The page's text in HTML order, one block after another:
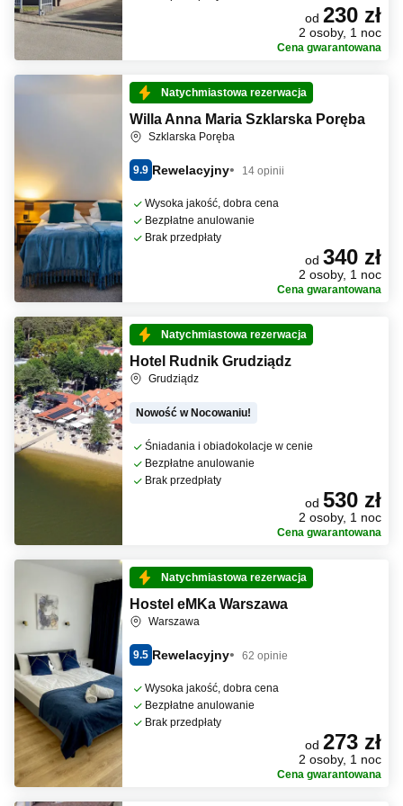
od 230 zł
2 osoby, 1 noc
Cena gwarantowana
Natychmiastowa rezerwacja
Willa Anna Maria Szklarska Poręba
Szklarska Poręba
9.9 Rewelacyjny 14 opinii
Wysoka jakość, dobra cena
Bezpłatne anulowanie
Brak przedpłaty
od 340 zł
2 osoby, 1 noc
Cena gwarantowana
Natychmiastowa rezerwacja
Hotel Rudnik Grudziądz
Grudziądz
Nowość w Nocowaniu!
Śniadania i obiadokolacje w cenie
Bezpłatne anulowanie
Brak przedpłaty
od 530 zł
2 osoby, 1 noc
Cena gwarantowana
Natychmiastowa rezerwacja
Hostel eMKa Warszawa
Warszawa
9.5 Rewelacyjny 62 opinie
Wysoka jakość, dobra cena
Bezpłatne anulowanie
Brak przedpłaty
od 273 zł
2 osoby, 1 noc
Cena gwarantowana